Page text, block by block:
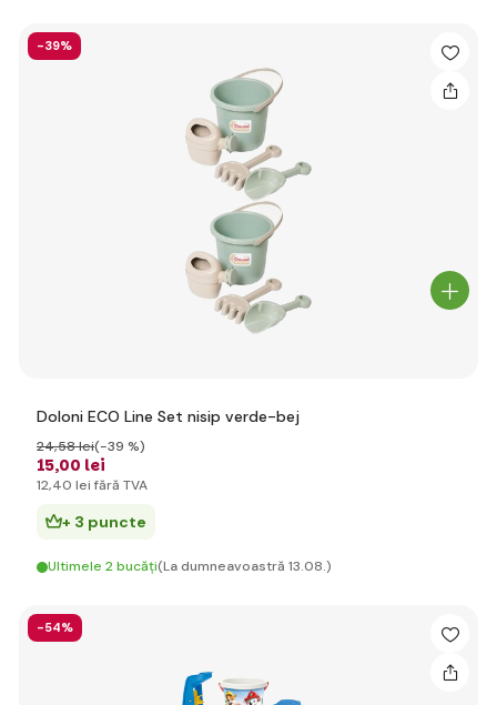
-39%
Doloni ECO Line Set nisip verde-bej
15,00 lei
24,58 lei(-39 %)
12,40 lei fără TVA
+ 3 puncte
Ultimele 2 bucăți(La dumneavoastră 13.08.)
-54%